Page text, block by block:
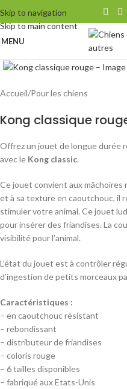
Skip to navigation
Skip to main content
MENU
Accueil/Pour les chiens
Kong classique
Offrez un jouet de longue durée
avec le Kong classic.
Ce jouet convient aux mâchoires
et à sa texture en caoutchouc, il
stimuler votre animal. Ce jouet
pour insérer des friandises. La
visibilité pour l’animal.
L’état du jouet est à contrôler
d’ingestion de petits morceaux
Caractéristiques :
– en caoutchouc résistant
– rebondissant
– distributeur de friandises
– coloris rouge
– 6 tailles disponibles
– fabriqué aux Etats-Unis